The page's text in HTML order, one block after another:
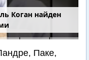
Коган найден
Паке,